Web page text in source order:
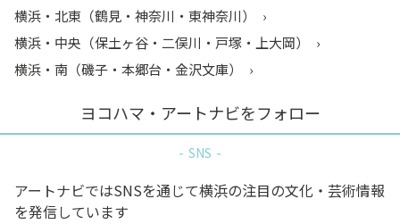
横浜・北東（鶴見・神奈川・東神奈川）
横浜・中央（保土ヶ谷・二俣川・戸塚・上大岡）
横浜・南（磯子・本郷台・金沢文庫）
ヨコハマ・アートナビをフォロー
SNS
アートナビではSNSを通じて横浜の注目の文化・芸術情報
を発信しています